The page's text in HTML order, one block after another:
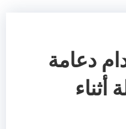
دعامة
أثناء